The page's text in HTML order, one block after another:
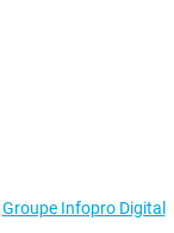
Groupe Infopro Digital